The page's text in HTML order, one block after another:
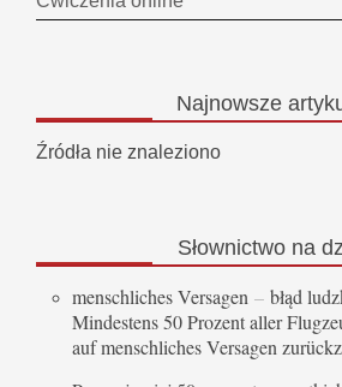
Najnowsze
Źródła nie znaleziono
Słownictwo na
menschliches Versagen – błąd
Mindestens 50 Prozent aller
auf menschliches Versagen